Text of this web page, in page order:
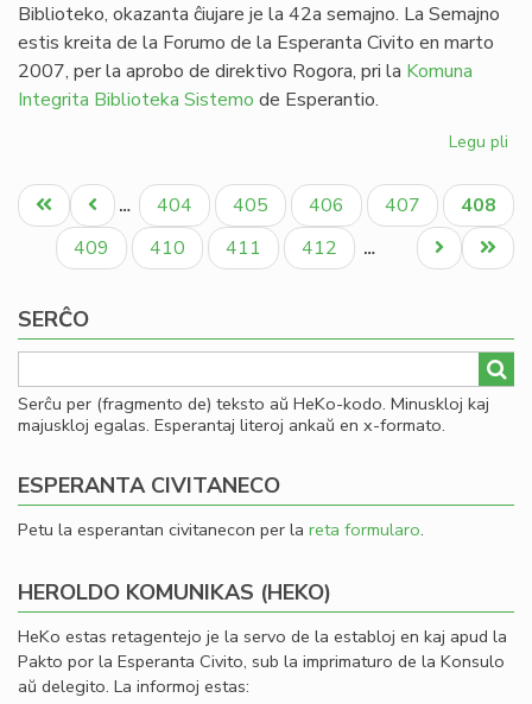
Biblioteko, okazanta ĉiujare je la 42a semajno. La Semajno
estis kreita de la Forumo de la Esperanta Civito en marto
2007, per la aprobo de direktivo Rogora, pri la Komuna
Integrita Biblioteka Sistemo de Esperantio.
Legu pli
de
la
Pagination
Unua
paĝo
Antaŭa
paĝo
… Paĝo
404 Paĝo
405 Paĝo
406 Paĝo
407
Aktuala
paĝo
408
Paĝo
409 Paĝo
410 Paĝo
411 Paĝo
412 …
Last
page
Next
page
SERĈO
Serĉu per (fragmento de) teksto aŭ HeKo-kodo. Minuskloj kaj
majuskloj egalas. Esperantaj literoj ankaŭ en x-formato.
ESPERANTA CIVITANECO
Petu la esperantan civitanecon per la reta formularo.
HEROLDO KOMUNIKAS (HEKO)
HeKo estas retagentejo je la servo de la establoj en kaj apud la
Pakto por la Esperanta Civito, sub la imprimaturo de la Konsulo
aŭ delegito. La informoj estas: